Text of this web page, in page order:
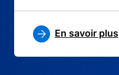
En savoir plus